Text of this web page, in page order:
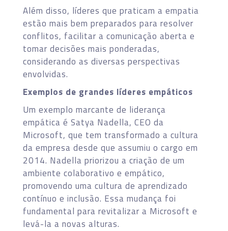
Além disso, líderes que praticam a empatia
estão mais bem preparados para resolver
conflitos, facilitar a comunicação aberta e
tomar decisões mais ponderadas,
considerando as diversas perspectivas
envolvidas.
Exemplos de grandes líderes empáticos
Um exemplo marcante de liderança
empática é Satya Nadella, CEO da
Microsoft, que tem transformado a cultura
da empresa desde que assumiu o cargo em
2014. Nadella priorizou a criação de um
ambiente colaborativo e empático,
promovendo uma cultura de aprendizado
contínuo e inclusão. Essa mudança foi
fundamental para revitalizar a Microsoft e
levá-la a novas alturas.